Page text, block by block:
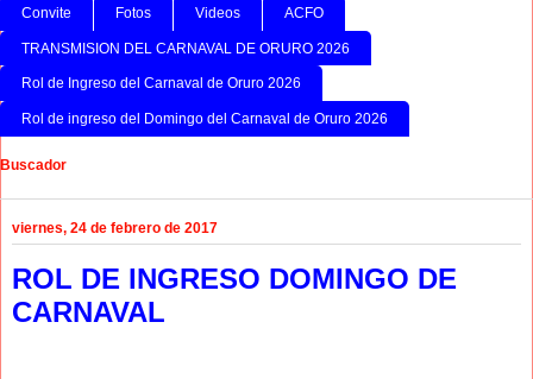
Convite Fotos Videos ACFO
TRANSMISION DEL CARNAVAL DE ORURO 2026
Rol de Ingreso del Carnaval de Oruro 2026
Rol de ingreso del Domingo del Carnaval de Oruro 2026
Buscador
viernes, 24 de febrero de 2017
ROL DE INGRESO DOMINGO DE
CARNAVAL